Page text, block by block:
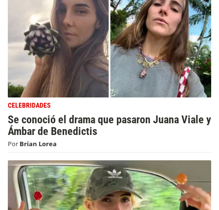
CELEBRIDADES
Se conoció el drama que pasaron Juana Viale y
Ámbar de Benedictis
Por Brian Lorea